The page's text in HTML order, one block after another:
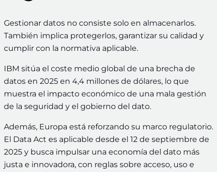
Gestionar datos no consiste solo en almacenarlos.
También implica protegerlos, garantizar su calidad y
cumplir con la normativa aplicable.
IBM sitúa el coste medio global de una brecha de
datos en 2025 en 4,4 millones de dólares, lo que
muestra el impacto económico de una mala gestión
de la seguridad y el gobierno del dato.
Además, Europa está reforzando su marco regulatorio.
El Data Act es aplicable desde el 12 de septiembre de
2025 y busca impulsar una economía del dato más
justa e innovadora, con reglas sobre acceso, uso e